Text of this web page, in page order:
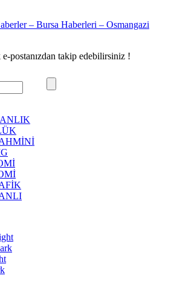
postanızdan takip edebilirsiniz !
ANLIK